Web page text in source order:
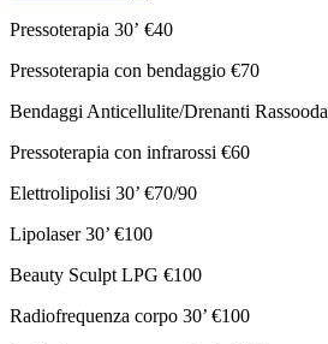
Pressoterapia 30’ €40
Pressoterapia con bendaggio €70
Bendaggi Anticellulite/Drenanti
Pressoterapia con infrarossi €60
Elettrolipolisi 30’ €70/90
Lipolaser 30’ €100
Beauty Sculpt LPG €100
Radiofrequenza corpo 30’ €100